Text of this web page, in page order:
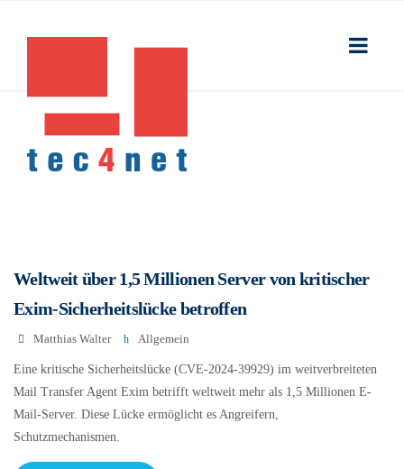
Weltweit über 1,5 Millionen Server von kritischer
Exim-Sicherheitslücke betroffen
Matthias Walter Allgemein
Eine kritische Sicherheitslücke (CVE-2024-39929) im weitverbreiteten
Mail Transfer Agent Exim betrifft weltweit mehr als 1,5 Millionen E-
Mail-Server. Diese Lücke ermöglicht es Angreifern,
Schutzmechanismen.